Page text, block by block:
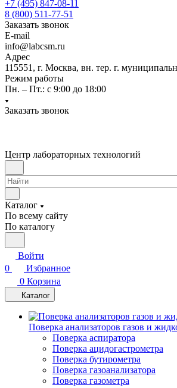
+7 (495) 847-08-11
8 (800) 511-77-51
Заказать звонок
E-mail
info@labcsm.ru
Адрес
115551, г. Москва, вн. тер. г.
Режим работы
Пн. – Пт.: с 9:00 до 18:00
Заказать звонок
Центр лабораторных технологий
Каталог
По всему сайту
По каталогу
Войти
0
Избранное
0 Корзина
Каталог
Поверка анализаторов газов и
Поверка аспиратора
Поверка ацидогастрометра
Поверка бутирометра
Поверка газоанализатора
Поверка газометра